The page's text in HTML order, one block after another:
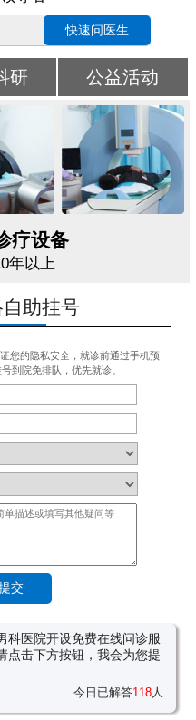
快速问医生
研 公益活动
疗设备
年以上
助挂号
您的隐私安全，就诊前通过手机预
到院免排队，优先就诊。
科医院开设免费在线问诊服
点击下方按钮，我会为您提
今日已解答118人